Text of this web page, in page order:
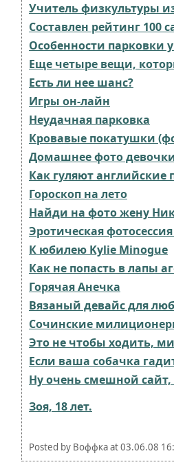
Учитель физкультуры
Составлен рейтинг
Особенности парковки
Еще четыре вещи,
Есть ли нее шанс?
Игры он-лайн
Неудачная парковка
Кровавые покатушки
Домашнее фото
Как гуляют английские
Гороскоп на лето
Найди на фото жену
Эротическая
К юбилею Kylie Minogue
Как не попасть в лапы
Горячая Анечка
Вязаный девайс для
Сочинские
Это не чтобы ходить,
Если ваша собачка
Ну очень смешной
Зоя, 18 лет.
Posted by Воффкаat03.06.08